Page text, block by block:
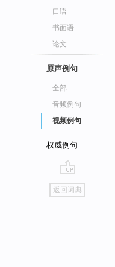
口语
书面语
论文
原声例句
全部
音频例句
视频例句
权威例句
go
top
返回词典